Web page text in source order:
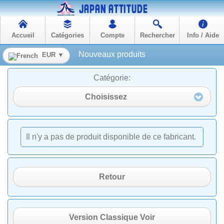
Accueil Catégories Compte Rechercher Info / Aide
EUR ▼ Nouveaux produits
Catégorie:
Choisissez
Il n'y a pas de produit disponible de ce fabricant.
Retour
Version Classique Voir